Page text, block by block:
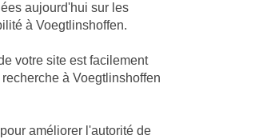
aujourd'hui sur les
à Voegtlinshoffen.
votre site est facilement
à Voegtlinshoffen
améliorer l'autorité de